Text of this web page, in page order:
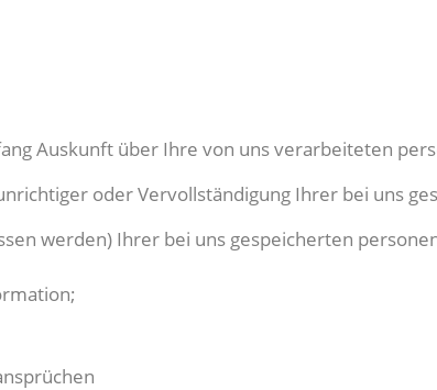
Auskunft über Ihre von uns verarbeiteten
oder Vervollständigung Ihrer bei uns
werden) Ihrer bei uns gespeicherten